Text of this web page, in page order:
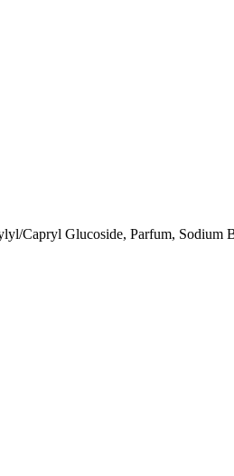
Capryl Glucoside, Parfum, Sodium